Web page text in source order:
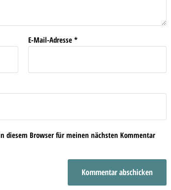
E-Mail-Adresse *
diesem Browser für meinen nächsten Kommentar